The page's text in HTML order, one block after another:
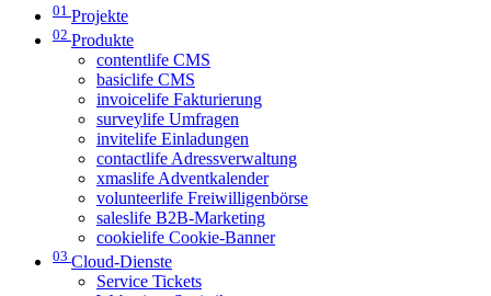
01 Projekte
02 Produkte
contentlife CMS
basiclife CMS
invoicelife Fakturierung
surveylife Umfragen
invitelife Einladungen
contactlife Adressverwaltung
xmaslife Adventkalender
volunteerlife Freiwilligenbörse
saleslife B2B-Marketing
cookielife Cookie-Banner
03 Cloud-Dienste
Service Tickets